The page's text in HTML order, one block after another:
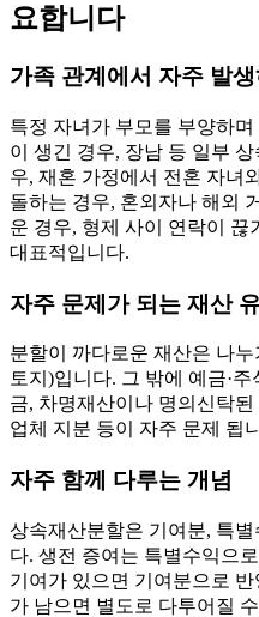
요합니다
가족 관계에서 자주 발
특정 자녀가 부모를 부양하
이 생긴 경우, 장남 등 일부
우, 재혼 가정에서 전혼 자녀
돌하는 경우, 혼외자나 해외
운 경우, 형제 사이 연락이
대표적입니다.
자주 문제가 되는 재산
분할이 까다로운 재산은 나누
토지)입니다. 그 밖에 예금·
금, 차명재산이나 명의신탁
업체 지분 등이 자주 문제 됩
자주 함께 다루는 개념
상속재산분할은 기여분, 특
다. 생전 증여는 특별수익으
기여가 있으면 기여분으로
가 남으면 별도로 다투어질